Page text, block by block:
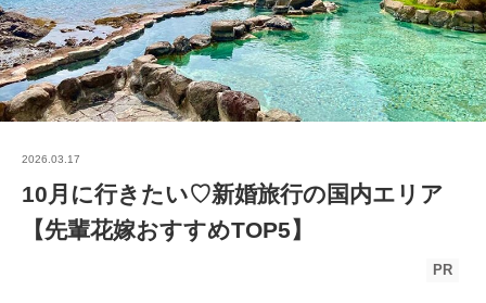
2026.03.17
10月に行きたい♡新婚旅行の国内エリア
【先輩花嫁おすすめTOP5】
PR